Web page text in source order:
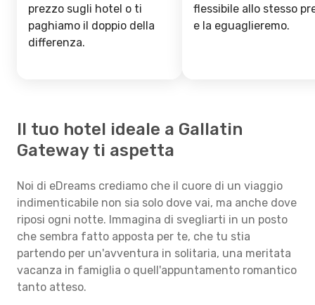
prezzo sugli hotel o ti
paghiamo il doppio della
differenza.
flessibile allo stesso
e la eguaglieremo.
Il tuo hotel ideale a Gallatin
Gateway ti aspetta
Noi di eDreams crediamo che il cuore di un viaggio
indimenticabile non sia solo dove vai, ma anche dove
riposi ogni notte. Immagina di svegliarti in un posto
che sembra fatto apposta per te, che tu stia
partendo per un'avventura in solitaria, una meritata
vacanza in famiglia o quell'appuntamento romantico
tanto atteso.